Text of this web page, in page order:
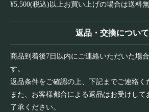
¥5,500(税込)以上お買い上げの場合は送料
返品・交換について
商品到着後7日以内にご連絡いただいた場
す。
返品条件をご確認の上、下記までご連絡く
また、お客様都合による返品はお受けして
了承ください。